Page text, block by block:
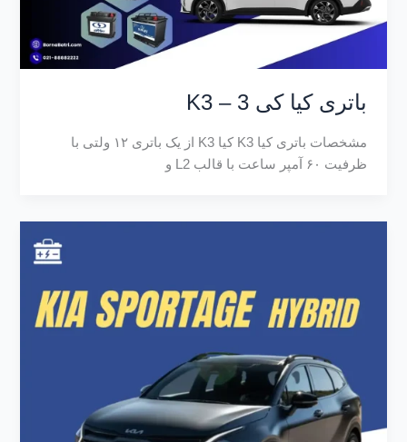
باتری کیا کی 3 – K3
مشخصات باتری کیا K3 کیا K3 از یک باتری ۱۲ ولتی با
ظرفیت ۶۰ آمپر ساعت با قالب L2 و